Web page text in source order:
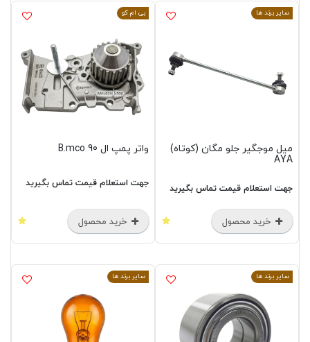
سایر برند ها
میل موجگیر جلو مگان (کوتاه)
AYA
جهت استعلام قیمت تماس بگیرید
خرید محصول
بی ام کو
واتر پمپ ال 90 B.mco
جهت استعلام قیمت تماس بگیرید
خرید محصول
سایر برند ها سایر برند ها